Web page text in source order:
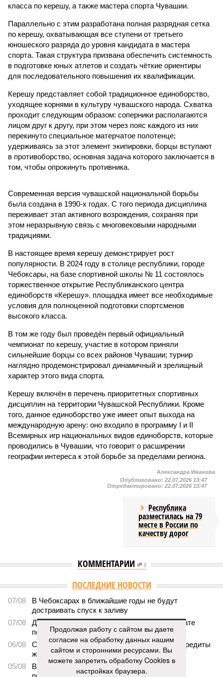
класса по керешу, а также мастера спорта Чувашии.
Параллельно с этим разработана полная разрядная сетка
по керешу, охватывающая все ступени от третьего
юношеского разряда до уровня кандидата в мастера
спорта. Такая структура призвана обеспечить системность
в подготовке юных атлетов и создать чёткие ориентиры
для последовательного повышения их квалификации.
Керешу представляет собой традиционное единоборство,
уходящее корнями в культуру чувашского народа. Схватка
проходит следующим образом: соперники располагаются
лицом друг к другу, при этом через пояс каждого из них
перекинуто специальное матерчатое полотенце;
удерживаясь за этот элемент экипировки, борцы вступают
в противоборство, основная задача которого заключается в
том, чтобы опрокинуть противника.
Современная версия чувашской национальной борьбы
была создана в 1990-х годах. С того периода дисциплина
переживает этап активного возрождения, сохраняя при
этом неразрывную связь с многовековыми народными
традициями.
В настоящее время керешу демонстрирует рост
популярности. В 2024 году в столице республики, городе
Чебоксары, на базе спортивной школы № 11 состоялось
торжественное открытие Республиканского центра
единоборств «Керешу». площадка имеет все необходимые
условия для полноценной подготовки спортсменов
высокого класса.
В том же году был проведён первый официальный
чемпионат по керешу, участие в котором приняли
сильнейшие борцы со всех районов Чувашии; турнир
наглядно продемонстрировал динамичный и зрелищный
характер этого вида спорта.
Керешу включён в перечень приоритетных спортивных
дисциплин на территории Чувашской Республики. Кроме
того, данное единоборство уже имеет опыт выхода на
международную арену: оно входило в программу I и II
Всемирных игр национальных видов единоборств, которые
проводились в Чувашии, что говорит о расширении
географии интереса к этой борьбе за пределами региона.
Александра Иванова
Опубликовано: 22.07.2026 13:47
Отредактировано: 22.07.2026 13:47
Республика
разместилась на 79
месте в России по
качеству дорог
КОММЕНТАРИИ 0
ПОСЛЕДНИЕ НОВОСТИ
07/08
В Чебоксарах в ближайшие годы не будут
достраивать спуск к заливу
07/08
Два предприятия выплатили долги по зарплате
после вмешательства прокуратуры
06/08
Суд аннулировал ошибочно оформленные кредиты
жителя Чебоксар
05/08
В Чебоксарах снесут 46 строений рядом с
Продолжая работу с сайтом вы даете
согласие на обработку данных нашим
сайтом и сторонними ресурсами. Вы
можете запретить обработку Cookies в
настройках браузера.